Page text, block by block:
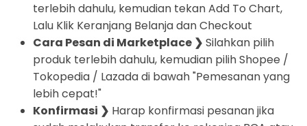
terlebih dahulu, kemudian tekan Add To Chart,
Lalu Klik Keranjang Belanja dan Checkout
Cara Pesan di Marketplace ❯ Silahkan pilih
produk terlebih dahulu, kemudian pilih Shopee /
Tokopedia / Lazada di bawah "Pemesanan yang
lebih cepat!"
Konfirmasi ❯ Harap konfirmasi pesanan jika